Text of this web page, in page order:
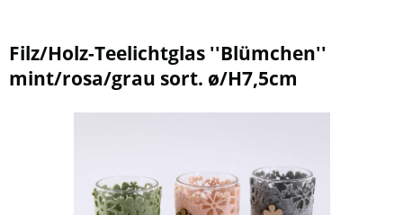
Filz/Holz-Teelichtglas ''Blümchen''
mint/rosa/grau sort. ø/H7,5cm